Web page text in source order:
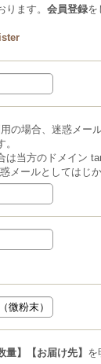
ます。 会員登録を
の場合、迷惑メー
当方のドメイン
メールとしてはじ
量】【お届け先】 を